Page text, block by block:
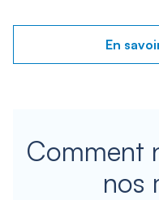
En
Comment
nos